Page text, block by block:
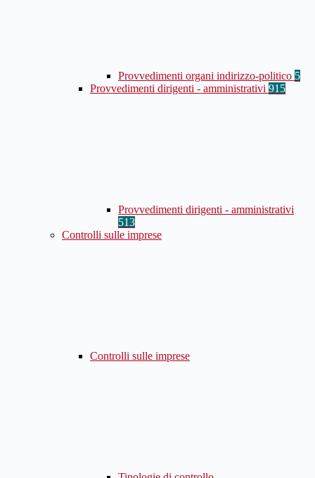
Provvedimenti organi indirizzo-politico 5
Provvedimenti dirigenti - amministrativi 915
Provvedimenti dirigenti - amministrativi
513
Controlli sulle imprese
Controlli sulle imprese